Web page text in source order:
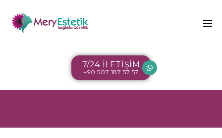
7/24 İLETİŞİM
+90 507 187 57 57